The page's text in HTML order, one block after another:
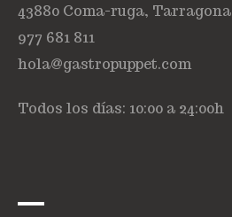
43880 Coma-ruga, Tarragona
977 681 811
hola@gastropuppet.com
Todos los días: 10:00 a 24:00h